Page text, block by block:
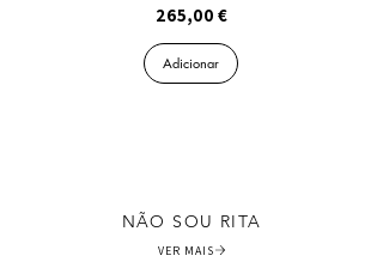
Preço
265,00 €
Adicionar
NÃO SOU RITA
VER MAIS